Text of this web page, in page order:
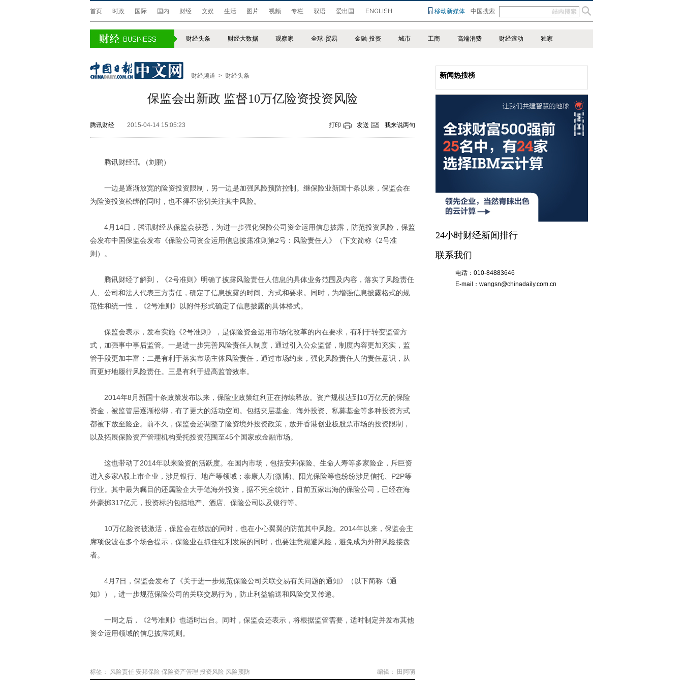
首页 时政 国际 国内 财经 文娱 生活 图片 视频 专栏 双语 爱出国 移动新媒体 中国搜索
财经头条 财经大数据 观察家 全球·贸易 金融·投资 城市 工商 高端消费 财经滚动 独家
财经频道 > 财经头条
保监会出新政 监督10万亿险资投资风险
腾讯财经 2015-04-14 15:05:23 打印 发送 我来说两句
腾讯财经讯 （刘鹏）
一边是逐渐放宽的险资投资限制，另一边是加强风险预防控制。继保险业新国十条以来，保监会在
为险资投资松绑的同时，也不得不密切关注其中风险。
4月14日，腾讯财经从保监会获悉，为进一步强化保险公司资金运用信息披露，防范投资风险，保监
会发布中国保监会发布《保险公司资金运用信息披露准则第2号：风险责任人》（下文简称《2号准
则）。
腾讯财经了解到，《2号准则》明确了披露风险责任人信息的具体业务范围及内容，落实了风险责任
人、公司和法人代表三方责任，确定了信息披露的时间、方式和要求。同时，为增强信息披露格式的规
范性和统一性，《2号准则》以附件形式确定了信息披露的具体格式。
保监会表示，发布实施《2号准则》，是保险资金运用市场化改革的内在要求，有利于转变监管方
式，加强事中事后监管。一是进一步完善风险责任人制度，通过引入公众监督，制度内容更加充实，监
管手段更加丰富；二是有利于落实市场主体风险责任，通过市场约束，强化风险责任人的责任意识，从
而更好地履行风险责任。三是有利于提高监管效率。
2014年8月新国十条政策发布以来，保险业政策红利正在持续释放。资产规模达到10万亿元的保险
资金，被监管层逐渐松绑，有了更大的活动空间。包括夹层基金、海外投资、私募基金等多种投资方式
都被下放至险企。前不久，保监会还调整了险资境外投资政策，放开香港创业板股票市场的投资限制，
以及拓展保险资产管理机构受托投资范围至45个国家或金融市场。
这也带动了2014年以来险资的活跃度。在国内市场，包括安邦保险、生命人寿等多家险企，斥巨资
进入多家A股上市企业，涉足银行、地产等领域；泰康人寿(微博)、阳光保险等也纷纷涉足信托、P2P等
行业。其中最为瞩目的还属险企大手笔海外投资，据不完全统计，目前五家出海的保险公司，已经在海
外豪掷317亿元，投资标的包括地产、酒店、保险公司以及银行等。
10万亿险资被激活，保监会在鼓励的同时，也在小心翼翼的防范其中风险。2014年以来，保监会主
席项俊波在多个场合提示，保险业在抓住红利发展的同时，也要注意规避风险，避免成为外部风险接盘
者。
4月7日，保监会发布了《关于进一步规范保险公司关联交易有关问题的通知》（以下简称《通
知》），进一步规范保险公司的关联交易行为，防止利益输送和风险交叉传递。
一周之后，《2号准则》也适时出台。同时，保监会还表示，将根据监管需要，适时制定并发布其他
资金运用领域的信息披露规则。
编辑： 田阿萌
标签： 风险责任 安邦保险 保险资产管理 投资风险 风险预防
新闻热搜榜
24小时财经新闻排行
联系我们
电话： 010-84883646
E-mail： wangsn@chinadaily.com.cn